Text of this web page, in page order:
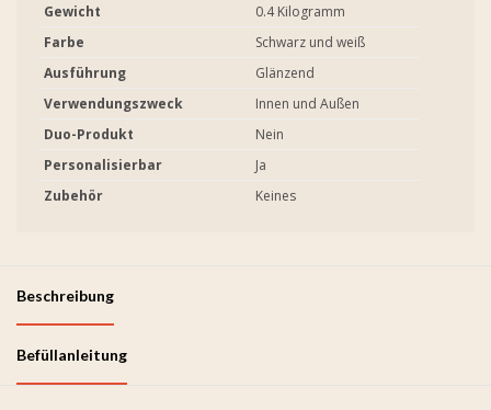
Gewicht
0.4 Kilogramm
Farbe
Schwarz und weiß
Ausführung
Glänzend
Verwendungszweck
Innen und Außen
Duo-Produkt
Nein
Personalisierbar
Ja
Zubehör
Keines
Beschreibung
Befüllanleitung